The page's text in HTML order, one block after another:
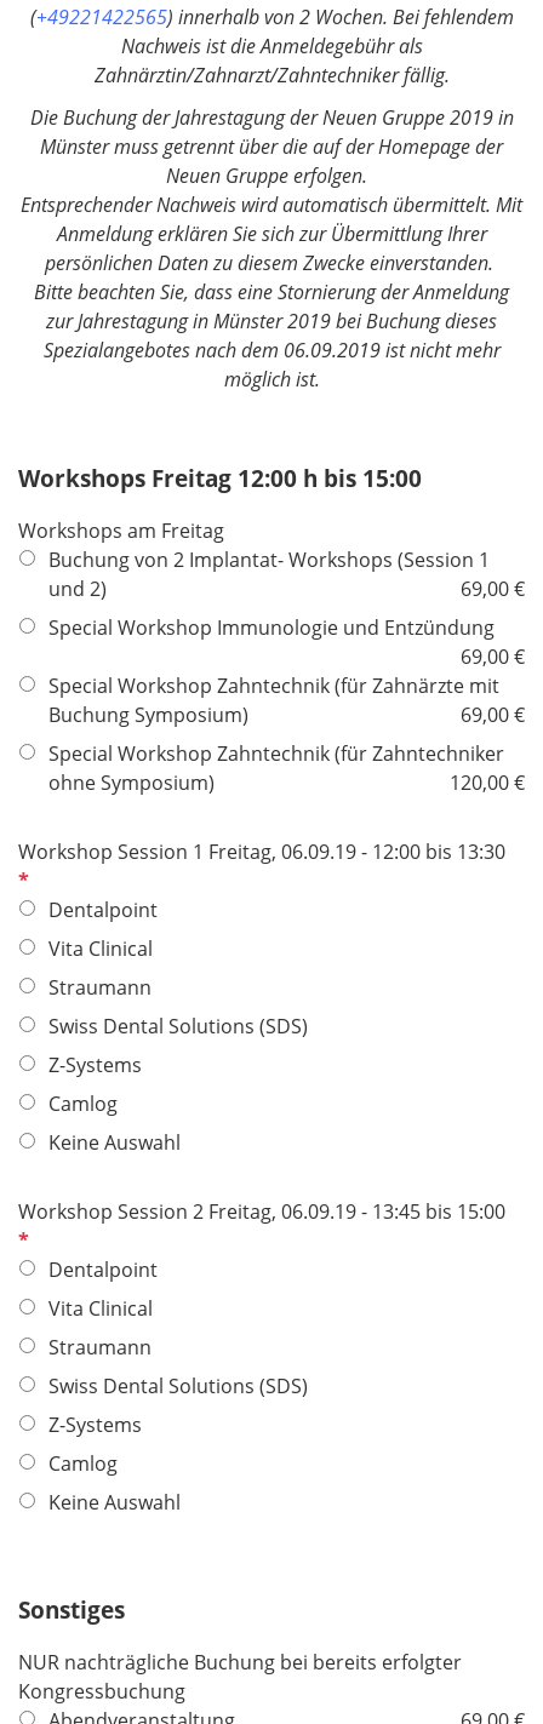
(+49221422565) innerhalb von 2 Wochen. Bei fehlendem
Nachweis ist die Anmeldegebühr als
Zahnärztin/Zahnarzt/Zahntechniker fällig.
Die Buchung der Jahrestagung der Neuen Gruppe 2019 in
Münster muss getrennt über die auf der Homepage der
Neuen Gruppe erfolgen.
Entsprechender Nachweis wird automatisch übermittelt. Mit
Anmeldung erklären Sie sich zur Übermittlung Ihrer
persönlichen Daten zu diesem Zwecke einverstanden.
Bitte beachten Sie, dass eine Stornierung der Anmeldung
zur Jahrestagung in Münster 2019 bei Buchung dieses
Spezialangebotes nach dem 06.09.2019 ist nicht mehr
möglich ist.
Workshops Freitag 12:00 h bis 15:00
Workshops am Freitag
Buchung von 2 Implantat- Workshops (Session 1
und 2)
69,00 €
Special Workshop Immunologie und Entzündung
69,00 €
Special Workshop Zahntechnik (für Zahnärzte mit
Buchung Symposium)
69,00 €
Special Workshop Zahntechnik (für Zahntechniker
ohne Symposium)
120,00 €
Workshop Session 1 Freitag, 06.09.19 - 12:00 bis 13:30P
Dentalpoint
Vita Clinical
Straumann
Swiss Dental Solutions (SDS)
Z-Systems
Camlog
Keine Auswahl
Workshop Session 2 Freitag, 06.09.19 - 13:45 bis 15:00P
Dentalpoint
Vita Clinical
Straumann
Swiss Dental Solutions (SDS)
Z-Systems
Camlog
Keine Auswahl
Sonstiges
NUR nachträgliche Buchung bei bereits erfolgter
Kongressbuchung